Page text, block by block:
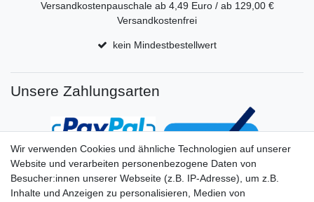
Versandkostenpauschale ab 4,49 Euro / ab 129,00 €
Versandkostenfrei
kein Mindestbestellwert
Unsere Zahlungsarten
Wir verwenden Cookies und ähnliche Technologien auf unserer
Website und verarbeiten personenbezogene Daten von
Besucher:innen unserer Webseite (z.B. IP-Adresse), um z.B.
Inhalte und Anzeigen zu personalisieren, Medien von